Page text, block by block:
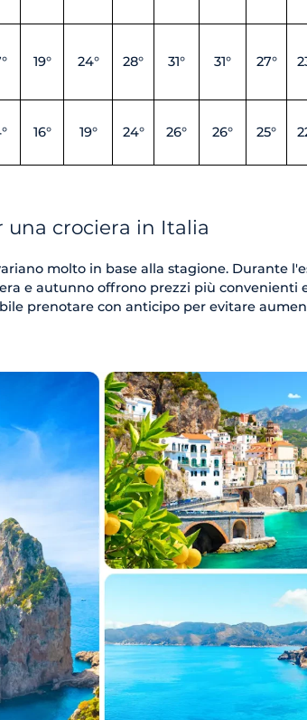
19° 24° 28° 31° 31° 27°
16° 19° 24° 26° 26° 25°
una crociera in Italia
molto in base alla stagione. Durante
e autunno offrono prezzi più convenienti
prenotare con anticipo per evitare